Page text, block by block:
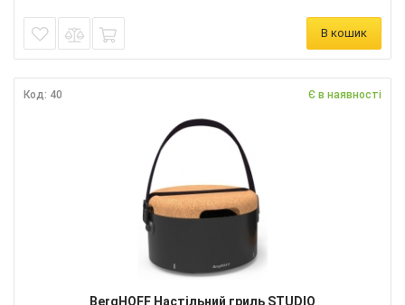
В кошик
Код: 40 Є в наявності
BergHOFF Настільний гриль STUDIO